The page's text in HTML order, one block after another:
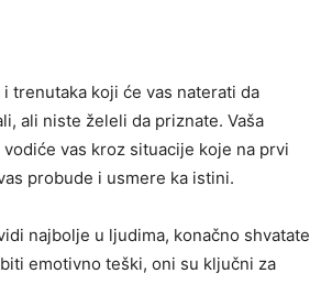
trenutaka koji će vas naterati da
ali niste želeli da priznate. Vaša
vas kroz situacije koje na prvi
probude i usmere ka istini.
najbolje u ljudima, konačno shvatate
emotivno teški, oni su ključni za